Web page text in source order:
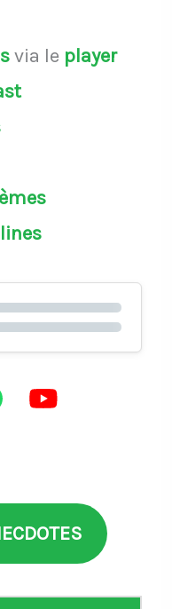
via le player